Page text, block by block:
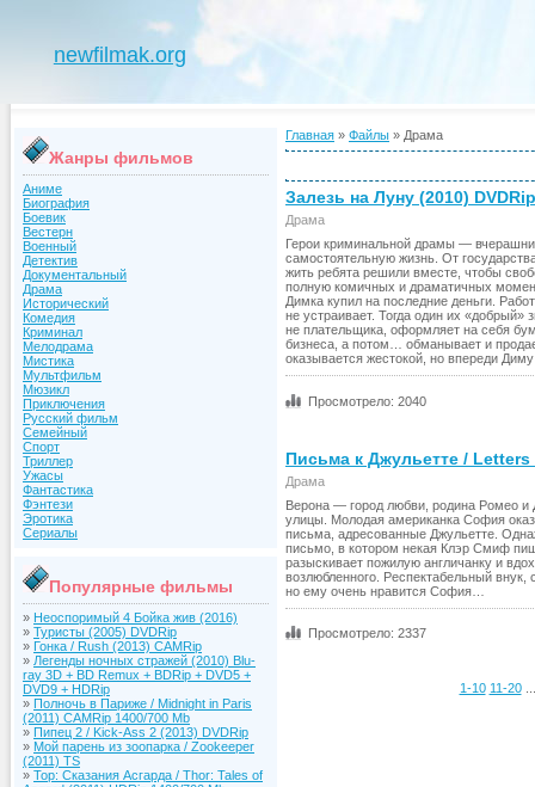
newfilmak.org
Жанры фильмов
Аниме
Биография
Боевик
Вестерн
Военный
Детектив
Документальный
Драма
Исторический
Комедия
Криминал
Мелодрама
Мистика
Мультфильм
Мюзикл
Приключения
Русский фильм
Семейный
Спорт
Триллер
Ужасы
Фантастика
Фэнтези
Эротика
Сериалы
Популярные фильмы
» Неоспоримый 4 Бойка жив (2016)
» Туристы (2005) DVDRip
» Гонка / Rush (2013) CAMRip
» Легенды ночных стражей (2010) Blu-
ray 3D + BD Remux + BDRip + DVD5 +
DVD9 + HDRip
» Полночь в Париже / Midnight in Paris
(2011) CAMRip 1400/700 Mb
» Пипец 2 / Kick-Ass 2 (2013) DVDRip
» Мой парень из зоопарка / Zookeeper
(2011) TS
» Тор: Сказания Асгарда / Thor: Tales of
Главная » Файлы » Драма
Залезь на Луну (2010) DVDRip
Драма
Герои криминальной драмы —
самостоятельную жизнь. От
жить ребята решили вместе, чтобы
полную комичных и драматичных
Димка купил на последние деньги.
не устраивает. Тогда один их
не плательщика, оформляет на себя
бизнеса, а потом… обманывает и
оказывается жестокой, но впереди
Просмотрело: 2040
Письма к Джульетте /
Драма
Верона — город любви, родина Ромео и
улицы. Молодая американка София
письма, адресованные Джульетте.
письмо, в котором некая Клэр Смиф
разыскивает пожилую англичанку и
возлюбленного. Респектабельный
но ему очень нравится София…
Просмотрело: 2337
1-10 11-20